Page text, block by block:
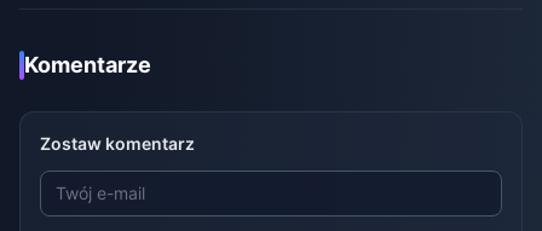
Komentarze
Zostaw komentarz